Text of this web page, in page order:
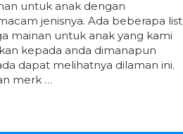
untuk anak dengan
jenisnya. Ada beberapa list
mainan untuk anak yang kami
kepada anda dimanapun
dapat melihatnya dilaman ini.
merk …